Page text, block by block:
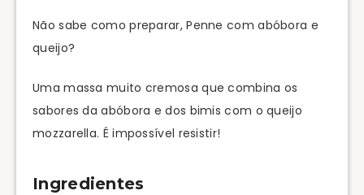
Não sabe como preparar, Penne com abóbora e
queijo?
Uma massa muito cremosa que combina os
sabores da abóbora e dos bimis com o queijo
mozzarella. É impossível resistir!
Ingredientes